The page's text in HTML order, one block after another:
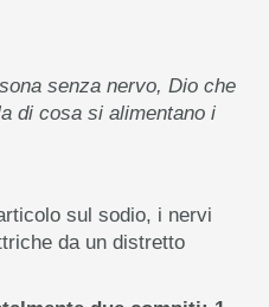
senza nervo, Dio che
di cosa si alimentano i
sul sodio, i nervi
da un distretto